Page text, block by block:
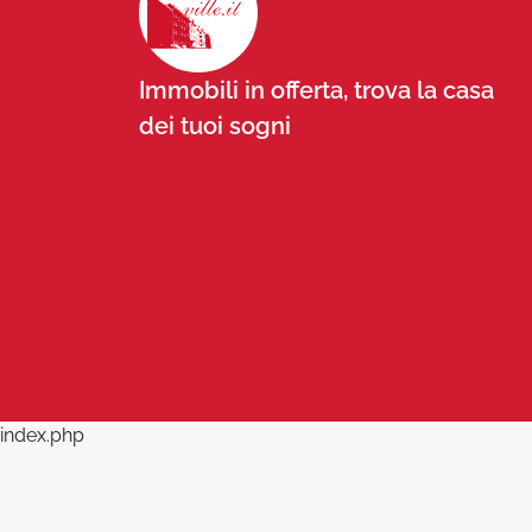
Immobili in offerta, trova la casa
dei tuoi sogni
index.php